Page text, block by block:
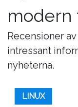
modern
Recensioner
intressant
nyheterna.
LINUX